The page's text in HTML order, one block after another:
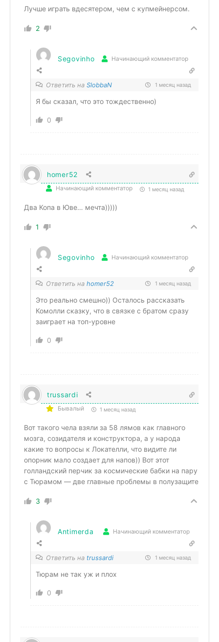
Лучше играть вдесятером, чем с купмейнерсом.
2
Segovinho Начинающий комментатор
Ответить на SlobbaN 1 месяц назад
Я бы сказал, что это тождественно)
0
homer52
Начинающий комментатор 1 месяц назад
Два Копа в Юве… мечта)))))
1
Segovinho Начинающий комментатор
Ответить на homer52 1 месяц назад
Это реально смешно)) Осталось рассказать
Комолли сказку, что в связке с братом сразу
заиграет на топ-уровне
0
trussardi
Бывалый 1 месяц назад
Вот такого чела взяли за 58 лямов как главного
мозга, созидателя и конструктора, а у народа
какие то вопросы к Локателли, что видите ли
опорник мало создает для напов)) Вот этот
голландский перчик за космические бабки на пару
с Тюрамом — две главные проблемы в полузащите
3
Antimerda Начинающий комментатор
Ответить на trussardi 1 месяц назад
Тюрам не так уж и плох
0